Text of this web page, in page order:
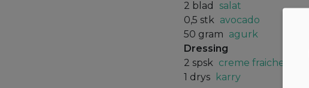
2 blad
salat
0,5 stk avocado
50 gram agurk
Dressing
2 spsk creme fraiche
1 drys karry